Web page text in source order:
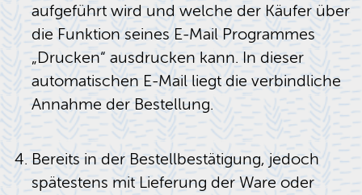
aufgeführt wird und welche der Käufer über
die Funktion seines E-Mail Programmes
„Drucken“ ausdrucken kann. In dieser
automatischen E-Mail liegt die verbindliche
Annahme der Bestellung.
Bereits in der Bestellbestätigung, jedoch
spätestens mit Lieferung der Ware oder